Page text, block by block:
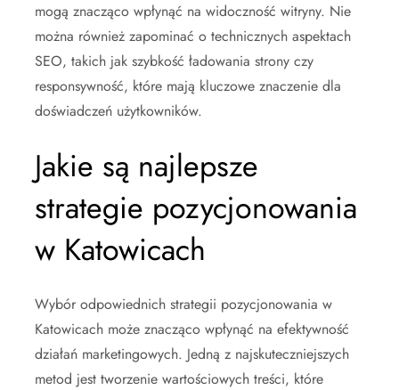
mogą znacząco wpłynąć na widoczność witryny. Nie
można również zapominać o technicznych aspektach
SEO, takich jak szybkość ładowania strony czy
responsywność, które mają kluczowe znaczenie dla
doświadczeń użytkowników.
Jakie są najlepsze
strategie pozycjonowania
w Katowicach
Wybór odpowiednich strategii pozycjonowania w
Katowicach może znacząco wpłynąć na efektywność
działań marketingowych. Jedną z najskuteczniejszych
metod jest tworzenie wartościowych treści, które